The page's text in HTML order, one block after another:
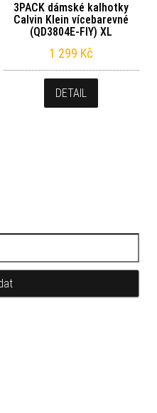
3PACK dámské kalhotky
Calvin Klein vícebarevné
(QD3804E-FIY) XL
1 299 Kč
DETAIL